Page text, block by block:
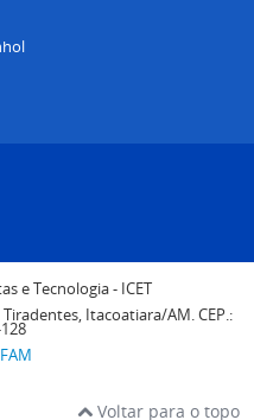
e Tecnologia - ICET
Itacoatiara/AM. CEP.:
Voltar para o topo